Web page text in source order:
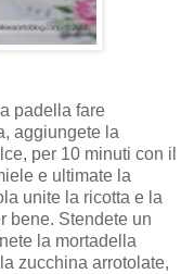
padella fare
aggiungete la
per 10 minuti con il
e ultimate la
unite la ricotta e la
bene. Stendete un
la mortadella
zucchina arrotolate,